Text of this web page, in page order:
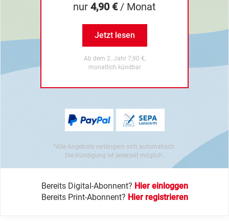
nur 4,90 €/ Monat
Jetzt lesen
Ab dem 2. Jahr 7,90 €,
monatlich kündbar
*Alle Angebote verlängern sich automatisch.
Die Kündigung ist jederzeit möglich.
Bereits Digital-Abonnent? Hier einloggen
Bereits Print-Abonnent? Hier registrieren